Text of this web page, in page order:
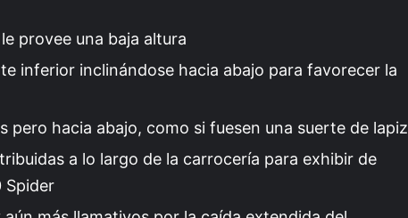
provee una baja altura
inferior inclinándose hacia abajo para favorecer la
pero hacia abajo, como si fuesen una suerte de lapiz
a lo largo de la carrocería para exhibir de
Spider